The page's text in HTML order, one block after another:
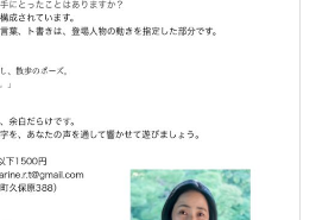
ー
ク
ョ
＠
昌
寺